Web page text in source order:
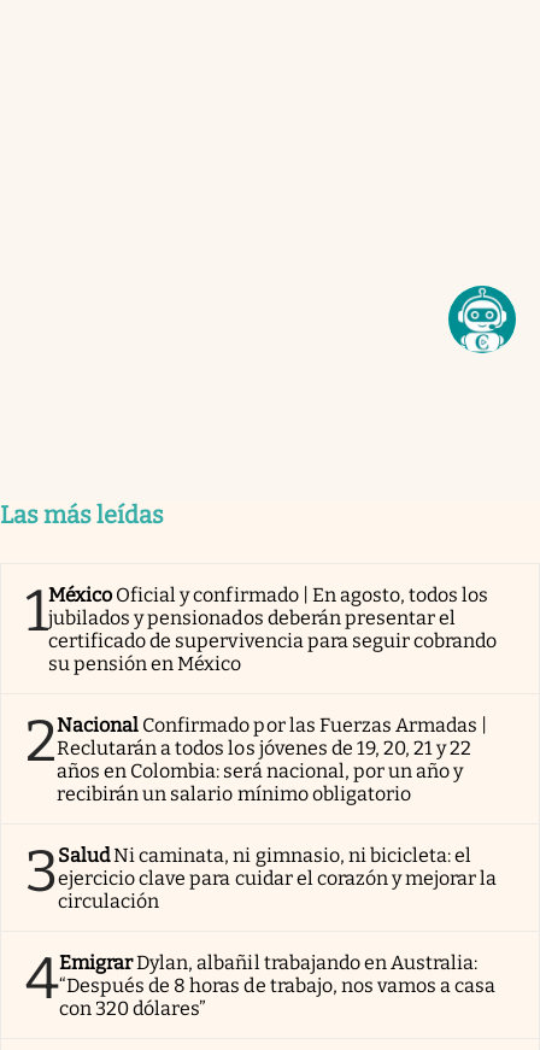
Las más leídas
1México Oficial y confirmado | En agosto, todos los
jubilados y pensionados deberán presentar el
certificado de supervivencia para seguir cobrando
su pensión en México
2Nacional Confirmado por las Fuerzas Armadas |
Reclutarán a todos los jóvenes de 19, 20, 21 y 22
años en Colombia: será nacional, por un año y
recibirán un salario mínimo obligatorio
3SaludNi caminata, ni gimnasio, ni bicicleta: el
ejercicio clave para cuidar el corazón y mejorar la
circulación
4EmigrarDylan, albañil trabajando en Australia:
“Después de 8 horas de trabajo, nos vamos a casa
con 320 dólares”